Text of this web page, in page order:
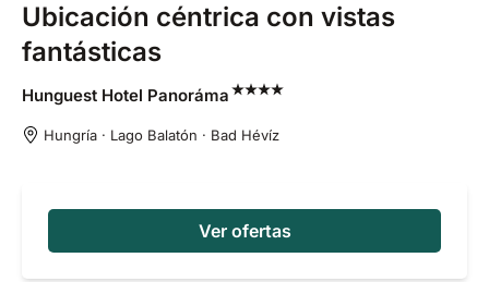
Ubicación céntrica con vistas
fantásticas
Hunguest Hotel Panoráma
Hungría · Lago Balatón · Bad Hévíz
Ver ofertas